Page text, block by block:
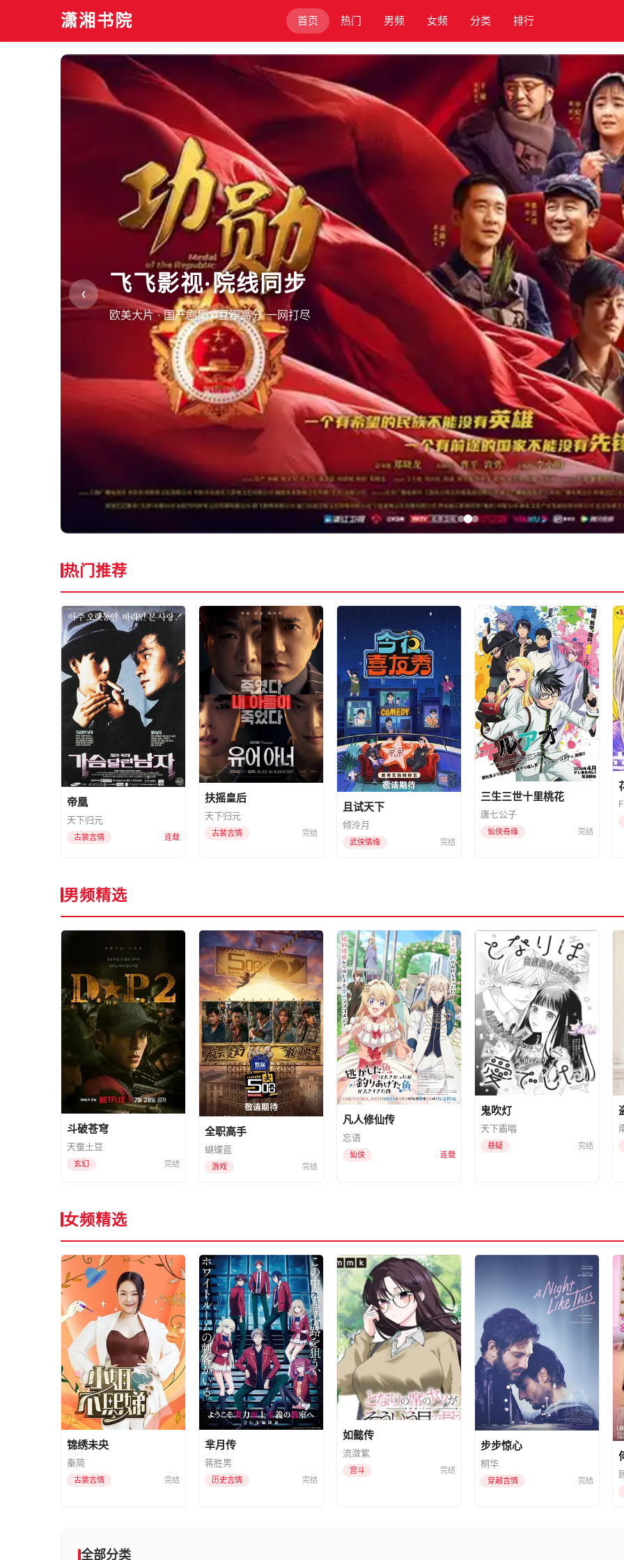
潇湘书院 首页 热门 男频 女频 分类 排行
飞飞影视·院线同步
欧美大片 · 国产剧集 · 豆瓣高分 一网打尽
‹
热门推荐
帝凰
天下归元
古装言情 连载
扶摇皇后
天下归元
古装言情 完结
且试天下
倾泠月
武侠情缘 完结
三生三世十里桃花
唐七公子
仙侠奇缘 完结
男频精选
斗破苍穹
天蚕土豆
玄幻 完结
全职高手
蝴蝶蓝
游戏 完结
凡人修仙传
忘语
仙侠 连载
鬼吹灯
天下霸唱
悬疑 完结
女频精选
锦绣未央
秦简
古装言情 完结
芈月传
蒋胜男
历史言情 完结
如懿传
流潋紫
宫斗 完结
步步惊心
桐华
穿越言情 完结
全部分类